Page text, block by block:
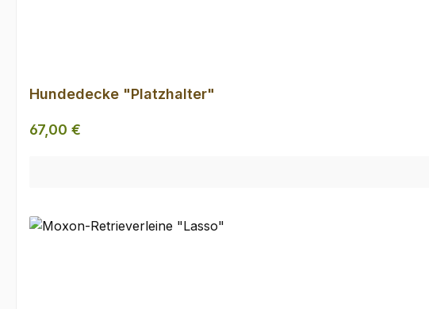
Hundedecke "Platzhalter"
Regulärer Preis:
67,00 €